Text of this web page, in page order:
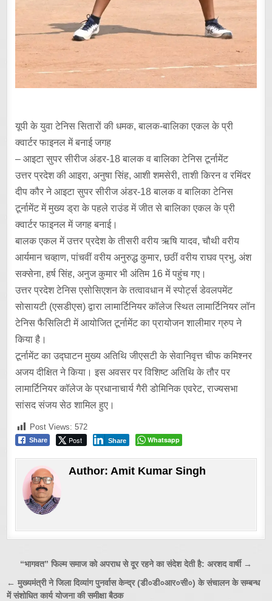
यूपी के युवा टेनिस सितारों की धमक, बालक-बालिका एकल के प्री
क्वार्टर फाइनल में बनाई जगह
– आइटा सुपर सीरीज अंडर-18 बालक व बालिका टेनिस टूर्नामेंट
उत्तर प्रदेश की आइरा, अनुषा सिंह, आशी शमसेरी, ताशी किरन व रमिंदर
दीप कौर ने आइटा सुपर सीरीज अंडर-18 बालक व बालिका टेनिस
टूर्नामेंट में मुख्य ड्रा के पहले राउंड में जीत से बालिका एकल के प्री
क्वार्टर फाइनल में जगह बनाई।
बालक एकल में उत्तर प्रदेश के तीसरी वरीय ऋषि यादव, चौथी वरीय
आर्यमान चव्हाण, पांचवीं वरीय अनुरुद्ध कुमार, छठीं वरीय राघव प्रभु, अंश
सक्सेना, हर्ष सिंह, अनुज कुमार भी अंतिम 16 में पहुंच गए।
उत्तर प्रदेश टेनिस एसोसिएशन के तत्वावधान में स्पोर्ट्स डेवलपमेंट
सोसायटी (एसडीएस) द्वारा लामार्टिनियर कॉलेज स्थित लामार्टिनियर लॉन
टेनिस फैसिलिटी में आयोजित टूर्नामेंट का प्रायोजन शालीमार ग्रुप ने
किया है।
टूर्नामेंट का उद्घाटन मुख्य अतिथि जीएसटी के सेवानिवृत्त चीफ कमिश्नर
अजय दीक्षित ने किया। इस अवसर पर विशिष्ट अतिथि के तौर पर
लामार्टिनियर कॉलेज के प्रधानाचार्य गैरी डोमिनिक एवरेट, राज्यसभा
सांसद संजय सेठ शामिल हुए।
Post Views: 572
Share Post Share Whatsapp
Author:Amit Kumar Singh
Post
navigation
“भागवत” फिल्म समाज को अपराध से दूर रहने का संदेश देती है: अरशद वार्षी →
← मुख्यमंत्री ने जिला दिव्यांग पुनर्वास केन्द्र (डी०डी०आर०सी०) के संचालन के सम्बन्ध
में संशोधित कार्य योजना की समीक्षा बैठक